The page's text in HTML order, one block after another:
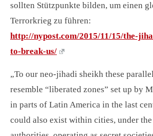
sollten Stützpunkte bilden, um einen
Terrorkrieg zu führen:
http://nypost.com/2015/11/15/the-
to-break-us/
„To our neo-jihadi sheikh these
resemble “liberated zones” set up by
in parts of Latin America in the last
could also exist within cities, under the